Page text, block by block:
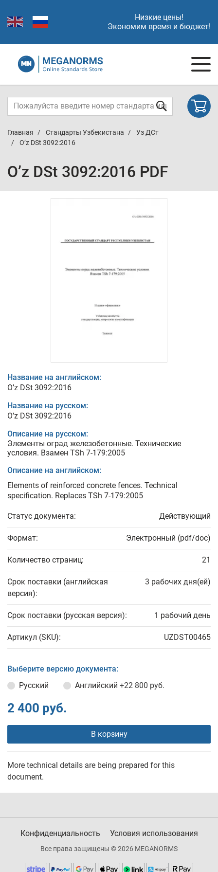
Низкие цены!
Экономим время и бюджет!
Главная Стандарты Узбекистана
Уз ДСт
O’z DSt 3092:2016
O’z DSt 3092:2016 PDF
Название на английском:
O’z DSt 3092:2016
Название на русском:
O’z DSt 3092:2016
Описание на русском:
Элементы оград железобетонные. Технические
условия. Взамен TSh 7-179:2005
Описание на английском:
Elements of reinforced concrete fences. Technical
specification. Replaces TSh 7-179:2005
Статус документа: Действующий
Формат: Электронный (pdf/doc)
Количество страниц: 21
Срок поставки (английская
версия):
3 рабочих дня(ей)
Срок поставки (русская версия): 1 рабочий день
Артикул (SKU): UZDST00465
Выберите версию документа:
Русский
Английский +22 800 руб.
2 400 руб.
В корзину
More technical details are being prepared for this
document.
Конфиденциальность Условия использования
Все права защищены © 2026 MEGANORMS